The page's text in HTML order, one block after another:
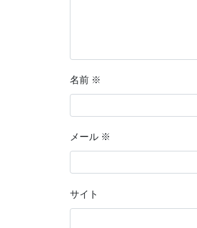
名前 ※
メール ※
サイト